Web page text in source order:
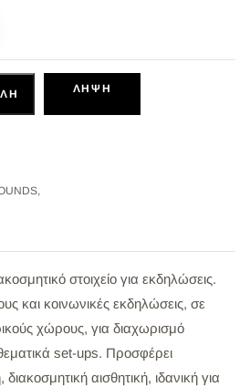
ΛΉΨΗ
στοιχείο για εκδηλώσεις.
και κοινωνικές εκδηλώσεις, σε
χώρους, για διαχωρισμό
set-ups. Προσφέρει
αισθητική, ιδανική για